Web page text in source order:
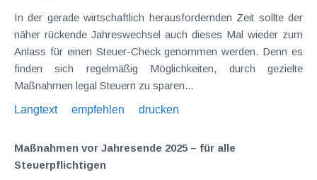
In der gerade wirtschaftlich herausfordernden Zeit sollte der
näher rückende Jahreswechsel auch dieses Mal wieder zum
Anlass für einen Steuer-Check genommen werden. Denn es
finden sich regelmäßig Möglichkeiten, durch gezielte
Maßnahmen legal Steuern zu sparen...
Langtext
empfehlen drucken
Maßnahmen vor Jahresende 2025 – für alle
Steuerpflichtigen